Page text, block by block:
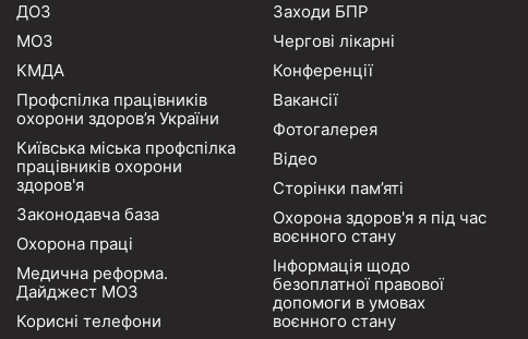
ДОЗ
МОЗ
КМДА
Профспілка працівників
охорони здоров’я України
Київська міська профспілка
працівників охорони
здоров'я
Законодавча база
Охорона праці
Медична реформа.
Дайджест МОЗ
Корисні телефони
Заходи БПР
Чергові лікарні
Конференції
Вакансії
Фотогалерея
Відео
Сторінки пам’яті
Охорона здоров'я я під час
воєнного стану
Інформація щодо
безоплатної правової
допомоги в умовах
воєнного стану